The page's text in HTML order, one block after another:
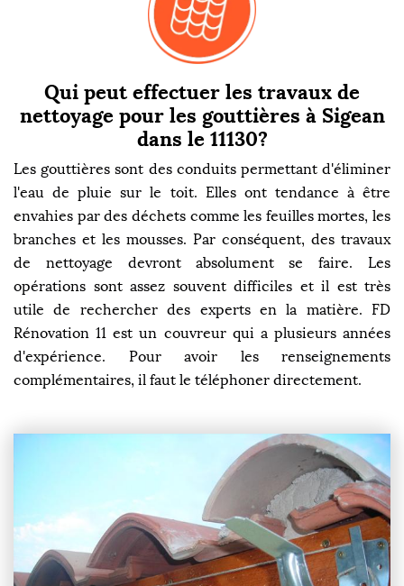
Qui peut effectuer les travaux de
nettoyage pour les gouttières à Sigean
dans le 11130?
Les gouttières sont des conduits permettant d'éliminer
l'eau de pluie sur le toit. Elles ont tendance à être
envahies par des déchets comme les feuilles mortes, les
branches et les mousses. Par conséquent, des travaux
de nettoyage devront absolument se faire. Les
opérations sont assez souvent difficiles et il est très
utile de rechercher des experts en la matière. FD
Rénovation 11 est un couvreur qui a plusieurs années
d'expérience. Pour avoir les renseignements
complémentaires, il faut le téléphoner directement.